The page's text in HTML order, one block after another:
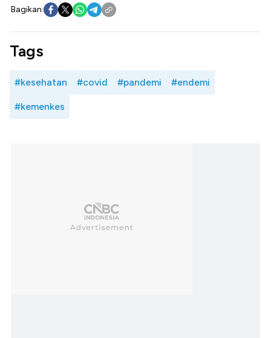
Bagikan:
Tags
#kesehatan #covid #pandemi #endemi
#kemenkes